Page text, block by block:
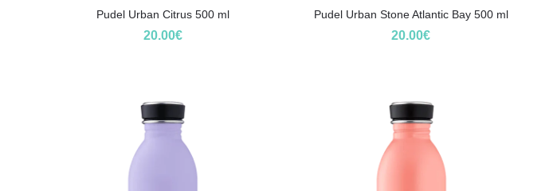
Pudel Urban Citrus 500 ml
20.00€
Pudel Urban Stone Atlantic Bay 500 ml
20.00€